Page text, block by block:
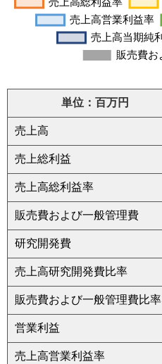
単位：百万円
売上高
売上総利益
売上高総利益率
販売費および一般管理費
研究開発費
売上高研究開発費比率
販売費および一般管理費比率
営業利益
売上高営業利益率